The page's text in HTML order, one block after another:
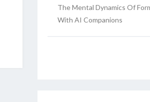
The Mental Dynamics Of
With AI Companions